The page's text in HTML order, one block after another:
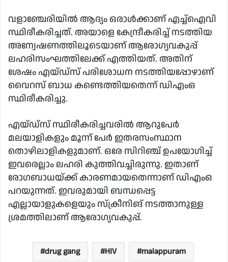
വളാഞ്ചേരിയില്‍ ആദ്യം ഒരാള്‍ക്കാണ് എച്ച്‌ഐവി
സ്ഥിരീകരിച്ചത്. അയാളെ കേന്ദ്രീകരിച്ച് നടത്തിയ
അന്വേഷണത്തിലൂടെയാണ് ആരോഗ്യവകുപ്പ്
ലഹരിസംഘത്തിലേക്ക് എത്തിയത്. അതിന്
ശേഷം എയ്ഡ്‌സ് പരിശോധന നടത്തിയപ്പോഴാണ്
വൈറസ് ബാധ കണ്ടെത്തിയതെന്ന് ഡിഎംഒ
സ്ഥിരീകരിച്ചു.
എയ്ഡ്‌സ് സ്ഥിരീകരിച്ചവരില്‍ ആറുപേര്‍
മലയാളികളും മൂന്ന് പേര്‍ ഇതരസംസ്ഥാന
തൊഴിലാളികളുമാണ്. ഒരേ സിറിഞ്ച് ഉപയോഗിച്ച്
ഇവരെല്ലാം ലഹരി കുത്തിവച്ചിരുന്നു. ഇതാണ്
രോഗബാധയ്ക്ക് കാരണമായതെന്നാണ് ഡിഎംഒ
പറയുന്നത്. ഇവരുമായി ബന്ധപ്പെട്ട
എല്ലായാളുകളെയും സ്‌ക്രീനിങ് നടത്താനുള്ള
ശ്രമത്തിലാണ് ആരോഗ്യവകുപ്പ്.
drug gang HIV
malappuram